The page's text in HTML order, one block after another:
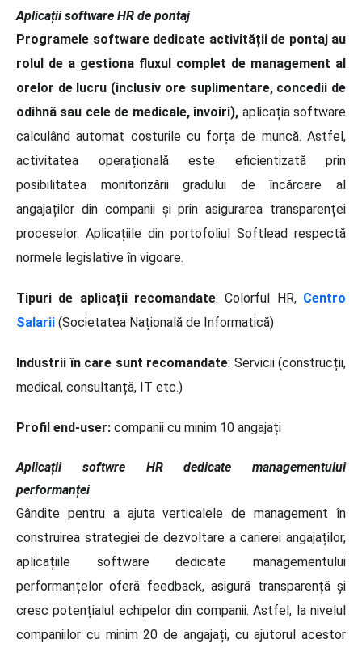
Aplicații software HR de pontaj
Programele software dedicate activității de pontaj au
rolul de a gestiona fluxul complet de management al
orelor de lucru (inclusiv ore suplimentare, concedii de
odihnă sau cele de medicale, învoiri), aplicația software
calculând automat costurile cu forța de muncă. Astfel,
activitatea operațională este eficientizată prin
posibilitatea monitorizării gradului de încărcare al
angajaților din companii și prin asigurarea transparenței
proceselor. Aplicațiile din portofoliul Softlead respectă
normele legislative în vigoare.
Tipuri de aplicații recomandate: Colorful HR, Centro
Salarii (Societatea Națională de Informatică)
Industrii în care sunt recomandate: Servicii (construcții,
medical, consultanță, IT etc.)
Profil end-user: companii cu minim 10 angajați
Aplicații softwre HR dedicate managementului
performanței
Gândite pentru a ajuta verticalele de management în
construirea strategiei de dezvoltare a carierei angajaților,
aplicațiile software dedicate managementului
performanțelor oferă feedback, asigură transparență și
cresc potențialul echipelor din companii. Astfel, la nivelul
companiilor cu minim 20 de angajați, cu ajutorul acestor